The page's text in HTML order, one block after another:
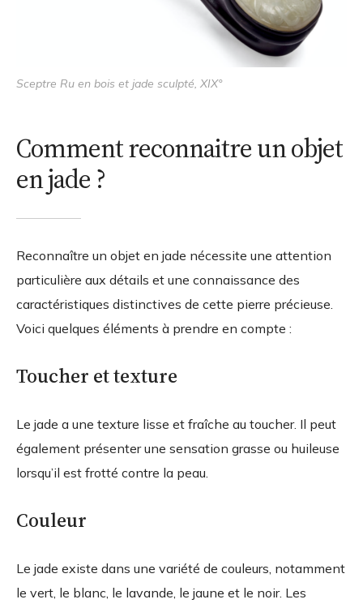
Sceptre Ru en bois et jade sculpté, XIX°
Comment reconnaitre un objet
en jade ?
Reconnaître un objet en jade nécessite une attention
particulière aux détails et une connaissance des
caractéristiques distinctives de cette pierre précieuse.
Voici quelques éléments à prendre en compte :
Toucher et texture
Le jade a une texture lisse et fraîche au toucher. Il peut
également présenter une sensation grasse ou huileuse
lorsqu’il est frotté contre la peau.
Couleur
Le jade existe dans une variété de couleurs, notamment
le vert, le blanc, le lavande, le jaune et le noir. Les